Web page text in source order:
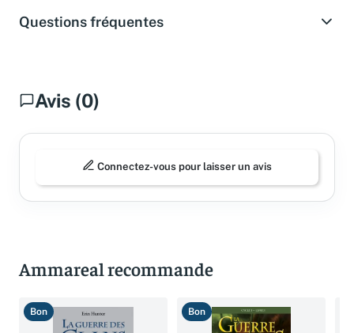
Questions fréquentes
Avis (0)
Connectez-vous pour laisser un avis
Ammareal recommande
Bon Bon